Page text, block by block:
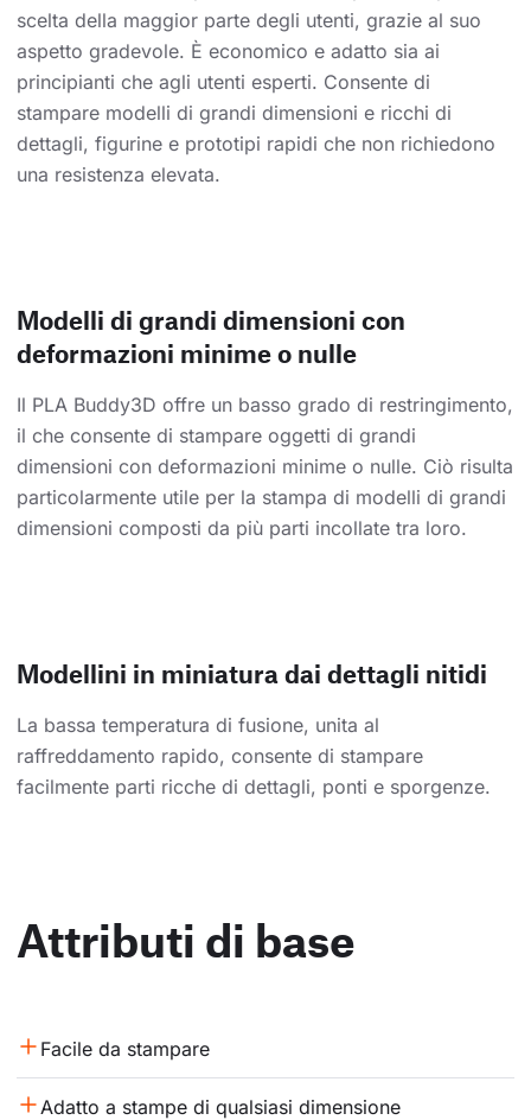
scelta della maggior parte degli utenti, grazie al suo
aspetto gradevole. È economico e adatto sia ai
principianti che agli utenti esperti. Consente di
stampare modelli di grandi dimensioni e ricchi di
dettagli, figurine e prototipi rapidi che non richiedono
una resistenza elevata.
Modelli di grandi dimensioni con
deformazioni minime o nulle
Il PLA Buddy3D offre un basso grado di restringimento,
il che consente di stampare oggetti di grandi
dimensioni con deformazioni minime o nulle. Ciò risulta
particolarmente utile per la stampa di modelli di grandi
dimensioni composti da più parti incollate tra loro.
Modellini in miniatura dai dettagli nitidi
La bassa temperatura di fusione, unita al
raffreddamento rapido, consente di stampare
facilmente parti ricche di dettagli, ponti e sporgenze.
Attributi di base
Facile da stampare
Adatto a stampe di qualsiasi dimensione